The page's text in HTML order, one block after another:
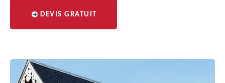
DEVIS GRATUIT